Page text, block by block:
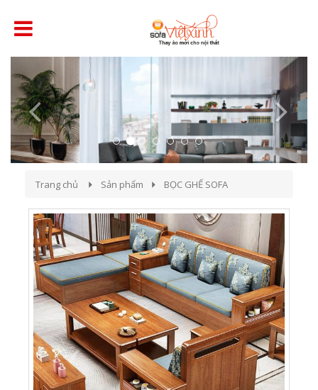
Previous Next
Trang chủ Sản phẩm BỌC GHẾ SOFA